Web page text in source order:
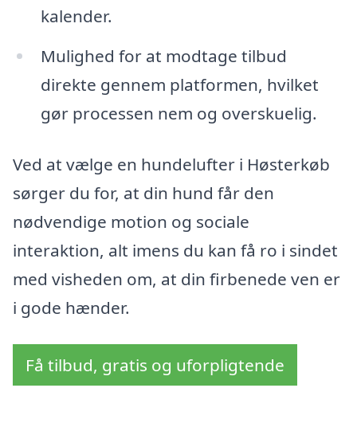
kalender.
Mulighed for at modtage tilbud
direkte gennem platformen, hvilket
gør processen nem og overskuelig.
Ved at vælge en hundelufter i Høsterkøb
sørger du for, at din hund får den
nødvendige motion og sociale
interaktion, alt imens du kan få ro i sindet
med visheden om, at din firbenede ven er
i gode hænder.
Få tilbud, gratis og uforpligtende